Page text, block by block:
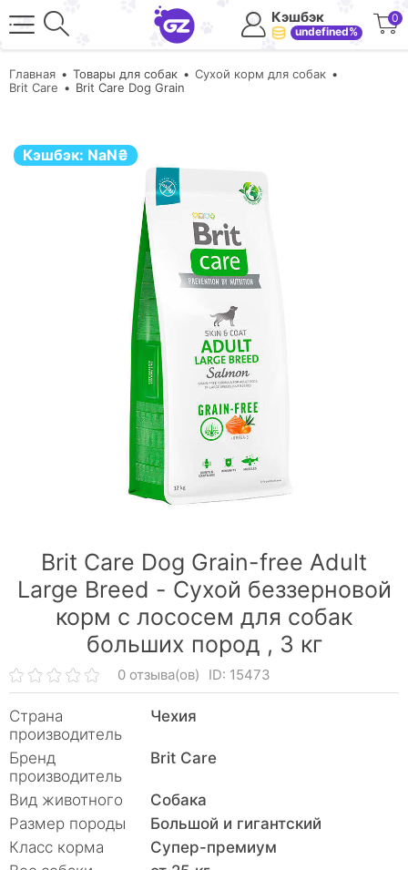
Кэшбэк
undefined%
0
Главная Товары для собак
Сухой корм для собак
Brit Care
Brit Care Dog Grain
Кэшбэк: NaN₴
Brit Care Dog Grain-free Adult
Large Breed - Сухой беззерновой
корм с лососем для собак
больших пород , 3 кг
0 отзыва(ов) ID: 15473
Страна
производитель
Чехия
Бренд
производитель
Brit Care
Вид животного
Собака
Размер породы
Большой и гигантский
Класс корма
Супер-премиум